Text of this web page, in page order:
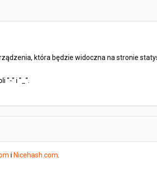
która będzie widoczna na stronie
"-" i "_".
i Nicehash.com